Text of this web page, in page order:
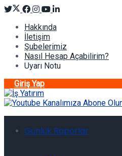
Hakkında
İletişim
Şubelerimiz
Nasıl Hesap Açabilirim?
Uyarı Notu
Giriş Yap
Günlük Raporlar